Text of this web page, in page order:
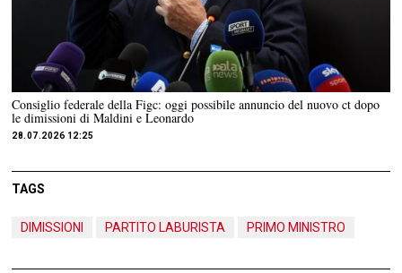
Consiglio federale della Figc: oggi possibile annuncio del nuovo ct dopo
le dimissioni di Maldini e Leonardo
28.07.2026 12:25
TAGS
DIMISSIONI PARTITO LABURISTA PRIMO MINISTRO